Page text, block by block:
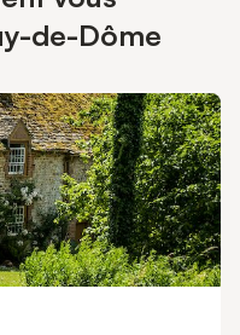
le chien.
de-Dôme